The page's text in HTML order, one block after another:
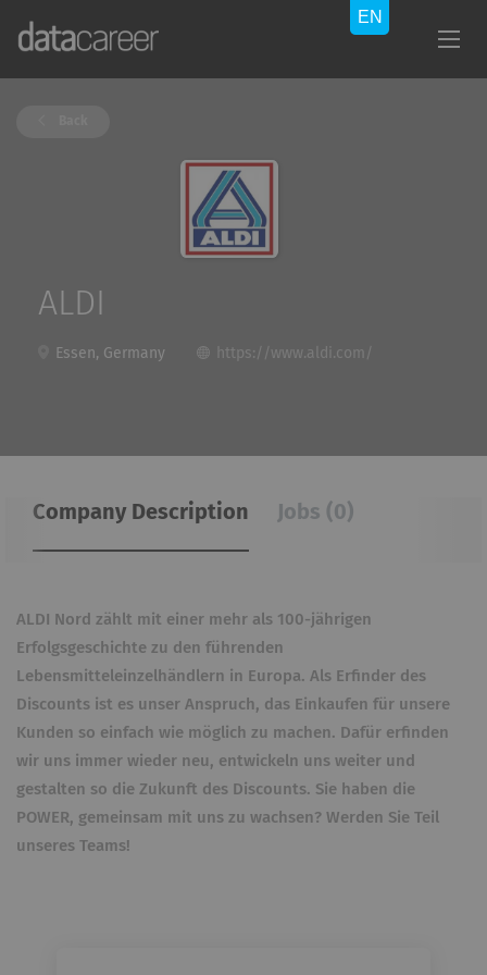
ALDI
Essen, Germany https://www.aldi.com/
Company Description Jobs (0)
ALDI Nord zählt mit einer mehr als 100-jährigen
Erfolgsgeschichte zu den führenden
Lebensmitteleinzelhändlern in Europa. Als Erfinder des
Discounts ist es unser Anspruch, das Einkaufen für unsere
Kunden so einfach wie möglich zu machen. Dafür erfinden
wir uns immer wieder neu, entwickeln uns weiter und
gestalten so die Zukunft des Discounts. Sie haben die
POWER, gemeinsam mit uns zu wachsen? Werden Sie Teil
unseres Teams!